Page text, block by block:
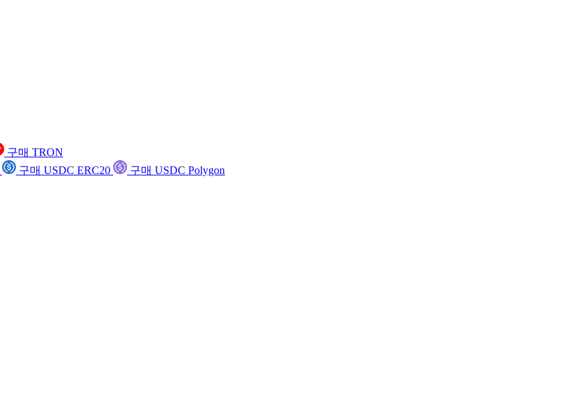
구매 TRON
구매 USDC ERC20
구매 USDC Polygon